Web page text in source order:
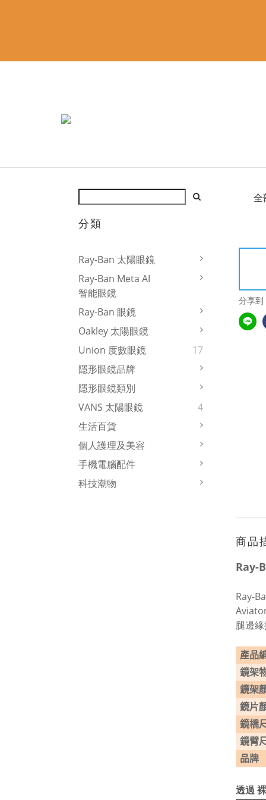
分類
Ray-Ban 太陽眼鏡
Ray-Ban Meta AI
智能眼鏡
Ray-Ban 眼鏡
Oakley 太陽眼鏡
Union 度數眼鏡
17
隱形眼鏡品牌
隱形眼鏡類別
VANS 太陽眼鏡
4
生活百貨
個人護理及美容
手機電腦配件
科技潮物
全
分享到
商品
Ray-
Ray-
腿邊
產品
鏡架
鏡架
鏡片
鏡橋
鏡臂
品牌
透過